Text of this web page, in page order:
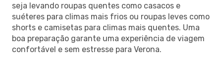
seja levando roupas quentes como casacos e
suéteres para climas mais frios ou roupas leves como
shorts e camisetas para climas mais quentes. Uma
boa preparação garante uma experiência de viagem
confortável e sem estresse para Verona.